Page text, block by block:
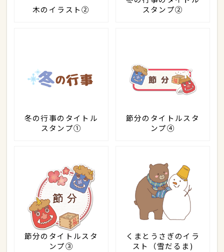
木のイラスト②
スタンプ②
冬の行事のタイトル
スタンプ①
節分のタイトルスタ
ンプ④
節分のタイトルスタ
ンプ③
くまとうさぎのイラ
スト（雪だるま)